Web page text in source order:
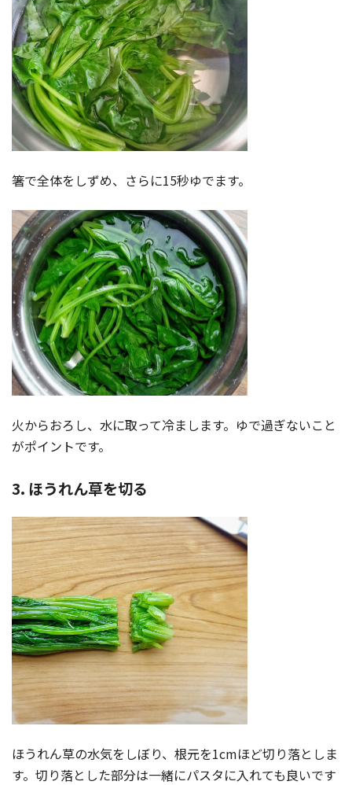
箸で全体をしずめ、さらに15秒ゆでます。
火からおろし、水に取って冷まします。ゆで過ぎないこと
がポイントです。
3. ほうれん草を切る
ほうれん草の水気をしぼり、根元を1cmほど切り落としま
す。切り落とした部分は一緒にパスタに入れても良いです